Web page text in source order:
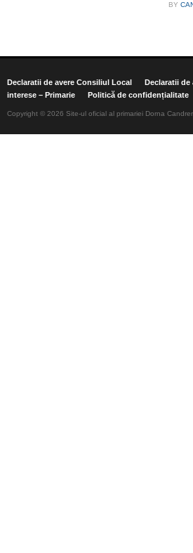
BY
Declaratii de avere Consiliul Local Declaratii de
interese – Primarie
Politică de confidențialitate
Copyright © 2026 Site-ul oficial al primariei Dorna